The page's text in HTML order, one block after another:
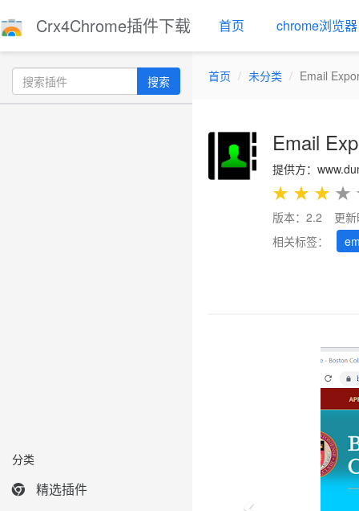
Crx4Chrome插件下载 首页 chrome浏览器
搜索
分类
精选插件
首页 未分类 Email
Email
提供方：
★ ★ ★ ★
版本：2.2
更
相关标签：